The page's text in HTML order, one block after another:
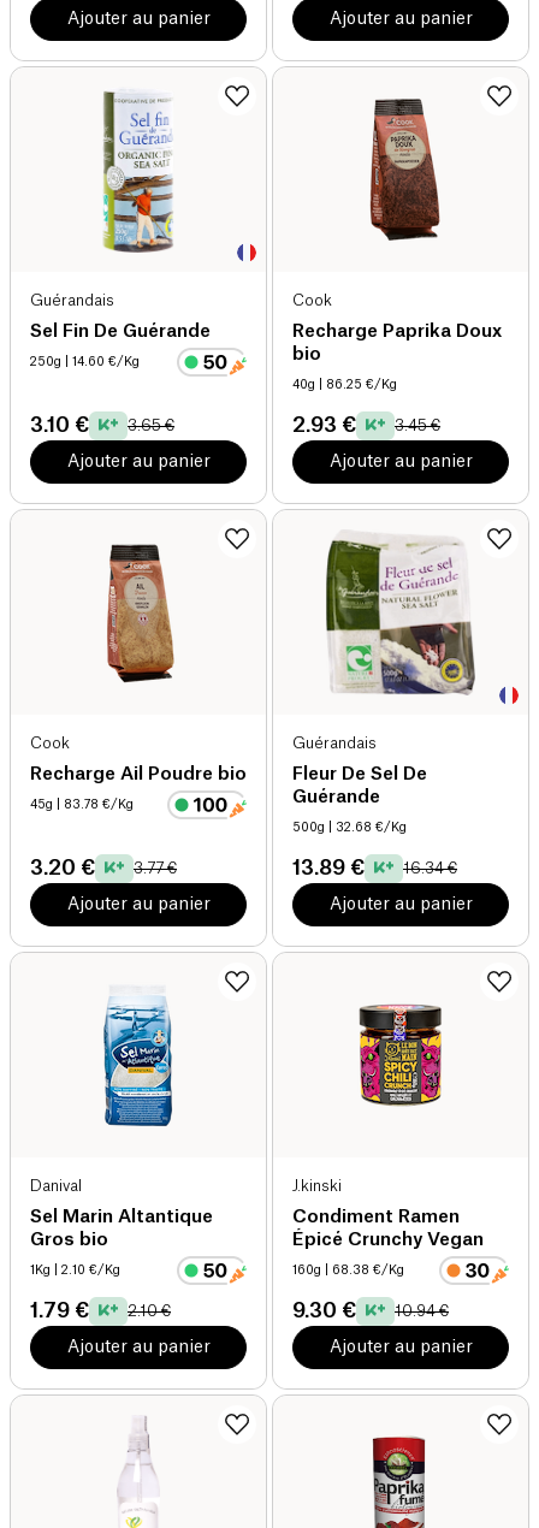
Ajouter au panier Ajouter au panier
Guérandais
Sel Fin De Guérande
250g | 14.60 €/Kg
3.10 € 3.65 €
Ajouter au panier
Cook
Recharge Paprika Doux
bio
40g | 86.25 €/Kg
2.93 € 3.45 €
Ajouter au panier
Cook
Recharge Ail Poudre bio
45g | 83.78 €/Kg
3.20 € 3.77 €
Ajouter au panier
Guérandais
Fleur De Sel De
Guérande
500g | 32.68 €/Kg
13.89 € 16.34 €
Ajouter au panier
Danival
Sel Marin Altantique
Gros bio
1Kg | 2.10 €/Kg
1.79 € 2.10 €
Ajouter au panier
J.kinski
Condiment Ramen
Épicé Crunchy Vegan
160g | 68.38 €/Kg
9.30 € 10.94 €
Ajouter au panier